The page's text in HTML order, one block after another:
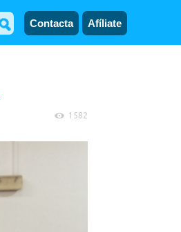
Contacta Afíliate
1582